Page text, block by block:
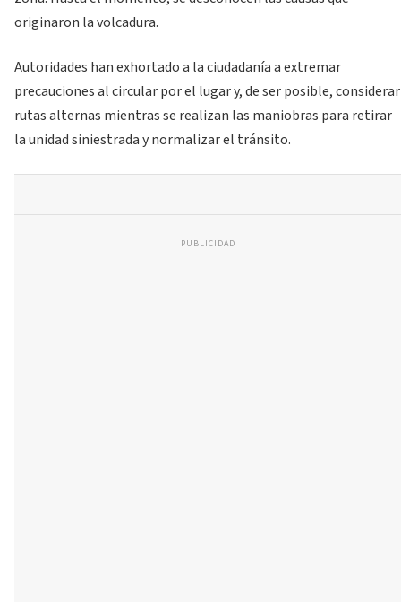
originaron la volcadura.
Autoridades han exhortado a la ciudadanía a extremar
precauciones al circular por el lugar y, de ser posible, considerar
rutas alternas mientras se realizan las maniobras para retirar
la unidad siniestrada y normalizar el tránsito.
PUBLICIDAD